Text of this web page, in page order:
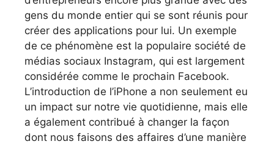
gens du monde entier qui se sont réunis pour
créer des applications pour lui. Un exemple
de ce phénomène est la populaire société de
médias sociaux Instagram, qui est largement
considérée comme le prochain Facebook.
L’introduction de l’iPhone a non seulement eu
un impact sur notre vie quotidienne, mais elle
a également contribué à changer la façon
dont nous faisons des affaires d’une manière